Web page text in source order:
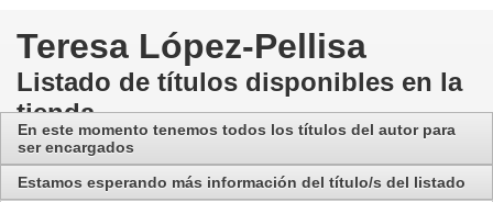
Teresa López-Pellisa
Listado de títulos disponibles en la
tienda
En este momento tenemos todos los títulos del autor para
ser encargados
Estamos esperando más información del título/s del listado